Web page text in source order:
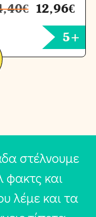
€ 12,96€
5+
στέλνουμε
φακτς και
λέμε και τα